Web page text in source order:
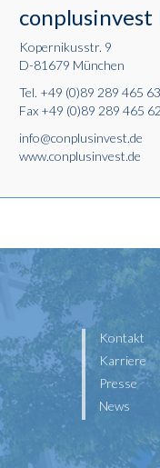
Kopernikusstr. 9
D-81679 München
Tel. +49 (0)89 289 465 63
Fax +49 (0)89 289 465 62
info@conplusinvest.de
www.conplusinvest.de
Kontakt
Karriere
Presse
News